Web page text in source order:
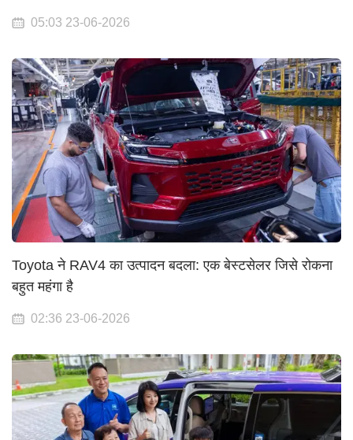
05:03 23-06-2026
Toyota ने RAV4 का उत्पादन बदला: एक बेस्टसेलर जिसे रोकना
बहुत महंगा है
02:36 23-06-2026